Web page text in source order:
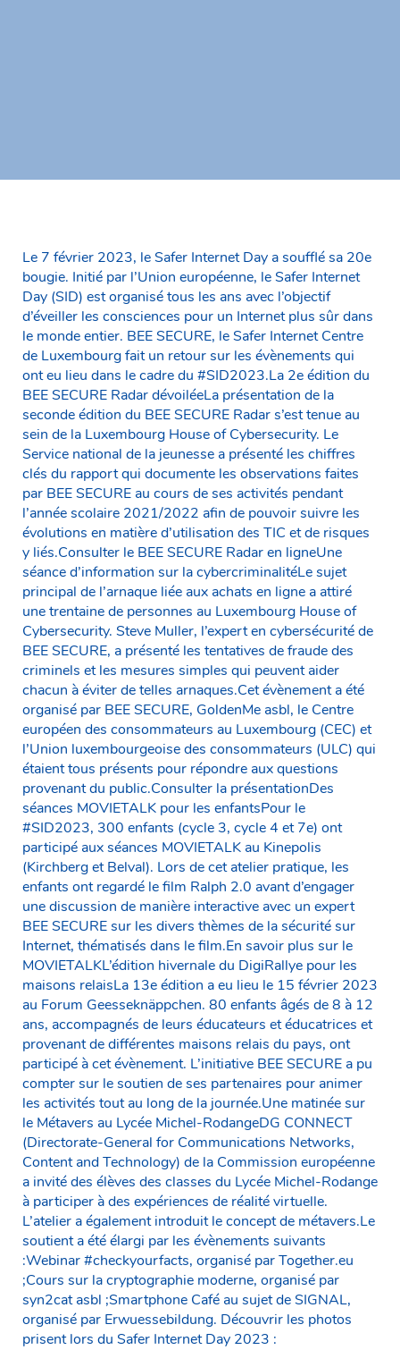
Le 7 février 2023, le Safer Internet Day a soufflé sa 20e
bougie. Initié par l’Union européenne, le Safer Internet
Day (SID) est organisé tous les ans avec l’objectif
d’éveiller les consciences pour un Internet plus sûr dans
le monde entier. BEE SECURE, le Safer Internet Centre
de Luxembourg fait un retour sur les évènements qui
ont eu lieu dans le cadre du #SID2023.La 2e édition du
BEE SECURE Radar dévoiléeLa présentation de la
seconde édition du BEE SECURE Radar s’est tenue au
sein de la Luxembourg House of Cybersecurity. Le
Service national de la jeunesse a présenté les chiffres
clés du rapport qui documente les observations faites
par BEE SECURE au cours de ses activités pendant
l’année scolaire 2021/2022 afin de pouvoir suivre les
évolutions en matière d’utilisation des TIC et de risques
y liés.Consulter le BEE SECURE Radar en ligneUne
séance d’information sur la cybercriminalitéLe sujet
principal de l’arnaque liée aux achats en ligne a attiré
une trentaine de personnes au Luxembourg House of
Cybersecurity. Steve Muller, l’expert en cybersécurité de
BEE SECURE, a présenté les tentatives de fraude des
criminels et les mesures simples qui peuvent aider
chacun à éviter de telles arnaques.Cet évènement a été
organisé par BEE SECURE, GoldenMe asbl, le Centre
européen des consommateurs au Luxembourg (CEC) et
l’Union luxembourgeoise des consommateurs (ULC) qui
étaient tous présents pour répondre aux questions
provenant du public.Consulter la présentationDes
séances MOVIETALK pour les enfantsPour le
#SID2023, 300 enfants (cycle 3, cycle 4 et 7e) ont
participé aux séances MOVIETALK au Kinepolis
(Kirchberg et Belval). Lors de cet atelier pratique, les
enfants ont regardé le film Ralph 2.0 avant d’engager
une discussion de manière interactive avec un expert
BEE SECURE sur les divers thèmes de la sécurité sur
Internet, thématisés dans le film.En savoir plus sur le
MOVIETALKL’édition hivernale du DigiRallye pour les
maisons relaisLa 13e édition a eu lieu le 15 février 2023
au Forum Geesseknäppchen. 80 enfants âgés de 8 à 12
ans, accompagnés de leurs éducateurs et éducatrices et
provenant de différentes maisons relais du pays, ont
participé à cet évènement. L’initiative BEE SECURE a pu
compter sur le soutien de ses partenaires pour animer
les activités tout au long de la journée.Une matinée sur
le Métavers au Lycée Michel-RodangeDG CONNECT
(Directorate-General for Communications Networks,
Content and Technology) de la Commission européenne
a invité des élèves des classes du Lycée Michel-Rodange
à participer à des expériences de réalité virtuelle.
L’atelier a également introduit le concept de métavers.Le
soutient a été élargi par les évènements suivants
:Webinar #checkyourfacts, organisé par Together.eu
;Cours sur la cryptographie moderne, organisé par
syn2cat asbl ;Smartphone Café au sujet de SIGNAL,
organisé par Erwuessebildung. Découvrir les photos
prisent lors du Safer Internet Day 2023 :